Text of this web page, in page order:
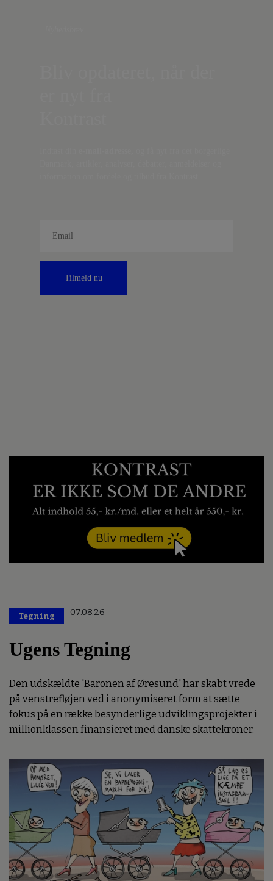
Tilmeld nu
Tegning 07.08.26
Ugens Tegning
Den udskældte 'Baronen af Øresund' har skabt vrede
på venstrefløjen ved i anonymiseret form at sætte
fokus på en række besynderlige udviklingsprojekter i
millionklassen finansieret med danske skattekroner.